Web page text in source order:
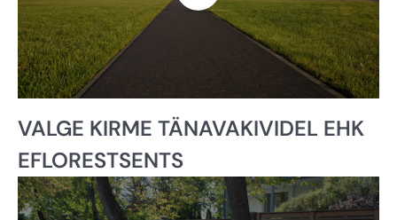
VALGE KIRME TÄNAVAKIVIDEL EHK
EFLORESTSENTS